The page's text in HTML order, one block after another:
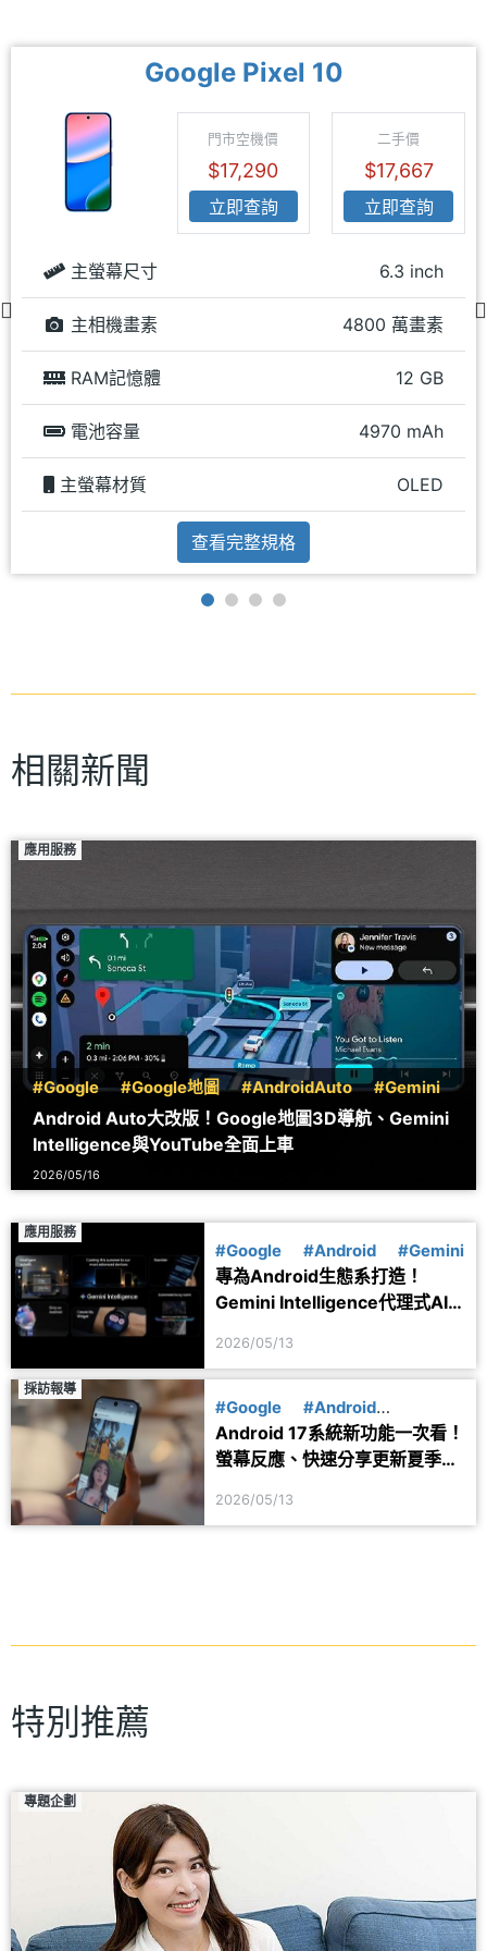
Google Pixel 10
門市空機價
$17,290
立即查詢
二手價
$17,667
立即查詢
主螢幕尺寸 6.3 inch
主相機畫素 4800 萬畫素
RAM記憶體 12 GB
電池容量 4970 mAh
主螢幕材質 OLED
查看完整規格
相關新聞
應用服務
#Google #Google地圖 #AndroidAuto #Gemini
Android Auto大改版！Google地圖3D導航、Gemini
Intelligence與YouTube全面上車
2026/05/16
應用服務
#Google #Android #Gemini
專為Android生態系打造！
Gemini Intelligence代理式AI
2026/05/13
採訪報導
#Google
#Android
#Android17
Android 17系統新功能一次看！
螢幕反應、快速分享更新夏季上
2026/05/13
特別推薦
專題企劃